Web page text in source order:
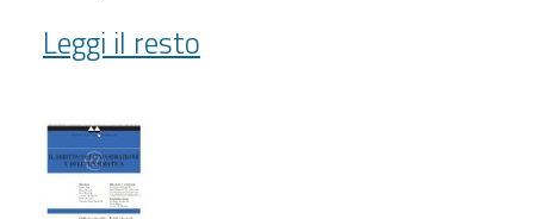
Diritto
delle
industriali
(1991-
Leggi il resto